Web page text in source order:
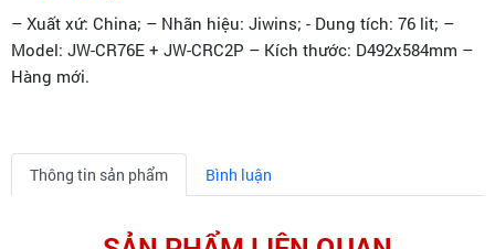
– Xuất xứ: China; – Nhãn hiệu: Jiwins; - Dung tích: 76 lit; –
Model: JW-CR76E + JW-CRC2P – Kích thước: D492x584mm –
Hàng mới.
Thông tin sản phẩm Bình luận